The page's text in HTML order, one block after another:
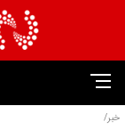
خبر/